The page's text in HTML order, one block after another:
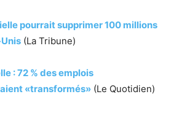
pourrait supprimer 100 millions
(La Tribune)
: 72 % des emplois
«transformés» (Le Quotidien)